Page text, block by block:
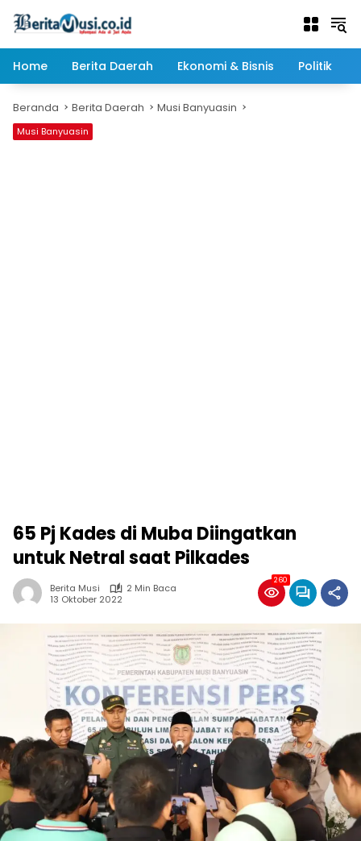
Home
Berita Daerah Ekonomi & Bisnis Politik
Beranda Berita Daerah Musi Banyuasin
Musi Banyuasin
65 Pj Kades di Muba Diingatkan
untuk Netral saat Pilkades
Berita Musi
2 Min Baca
13 Oktober 2022
260